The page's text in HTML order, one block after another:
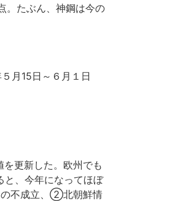
。たぶん、神鋼は今の
月15日～６月１日
更新した。欧州でも
と、今年になってほぼ
の不成立、②北朝鮮情